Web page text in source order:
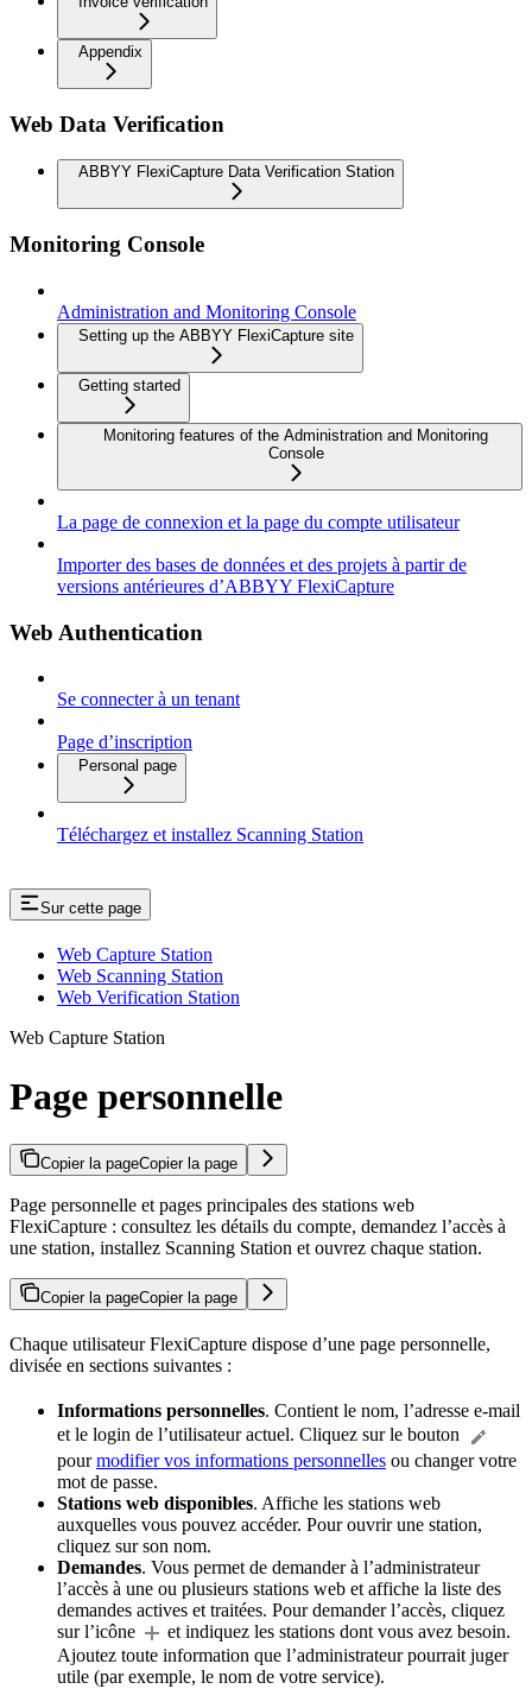
Appendix
Web Data Verification
ABBYY FlexiCapture Data Verification Station
Monitoring Console
Administration and Monitoring Console
Setting up the ABBYY FlexiCapture site
Getting started
Monitoring features of the Administration and Monitoring
Console
La page de connexion et la page du compte utilisateur
Importer des bases de données et des projets à partir de
versions antérieures d’ABBYY FlexiCapture
Web Authentication
Se connecter à un tenant
Page d’inscription
Personal page
Téléchargez et installez Scanning Station
Sur cette page
Web Capture Station
Web Scanning Station
Web Verification Station
Web Capture Station
Page personnelle
Copier la pageCopier la page
Page personnelle et pages principales des stations web
FlexiCapture : consultez les détails du compte, demandez l’accès à
une station, installez Scanning Station et ouvrez chaque station.
Copier la pageCopier la page
Chaque utilisateur FlexiCapture dispose d’une page personnelle,
divisée en sections suivantes :
Informations personnelles. Contient le nom, l’adresse e-mail
et le login de l’utilisateur actuel. Cliquez sur le bouton
pourmodifier vos informations personnelles ou changer votre
mot de passe.
Stations web disponibles. Affiche les stations web
auxquelles vous pouvez accéder. Pour ouvrir une station,
cliquez sur son nom.
Demandes. Vous permet de demander à l’administrateur
l’accès à une ou plusieurs stations web et affiche la liste des
demandes actives et traitées. Pour demander l’accès, cliquez
sur l’icône
et indiquez les stations dont vous avez besoin.
Ajoutez toute information que l’administrateur pourrait juger
utile (par exemple, le nom de votre service).